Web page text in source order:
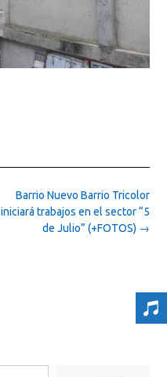
Barrio Nuevo Barrio Tricolor
iniciará trabajos en el sector “5
de Julio” (+FOTOS) →